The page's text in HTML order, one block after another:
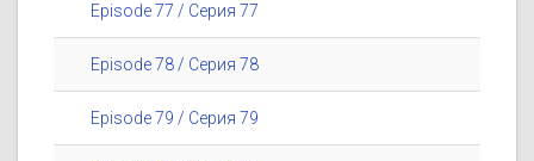
Episode 77 / Серия 77
Episode 78 / Серия 78
Episode 79 / Серия 79